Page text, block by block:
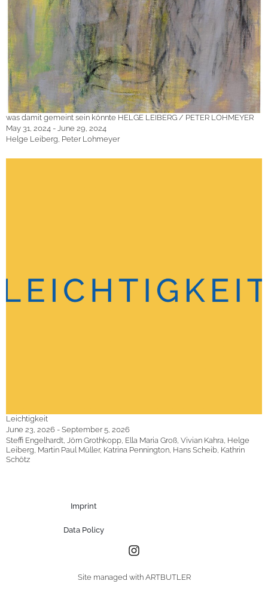
was damit gemeint sein könnte HELGE LEIBERG / PETER LOHMEYER
May 31, 2024 - June 29, 2024
Helge Leiberg, Peter Lohmeyer
Leichtigkeit
June 23, 2026 - September 5, 2026
Steffi Engelhardt, Jörn Grothkopp, Ella Maria Groß, Vivian Kahra, Helge
Leiberg, Martin Paul Müller, Katrina Pennington, Hans Scheib, Kathrin
Schötz
Imprint
Data Policy
Site managed with ARTBUTLER